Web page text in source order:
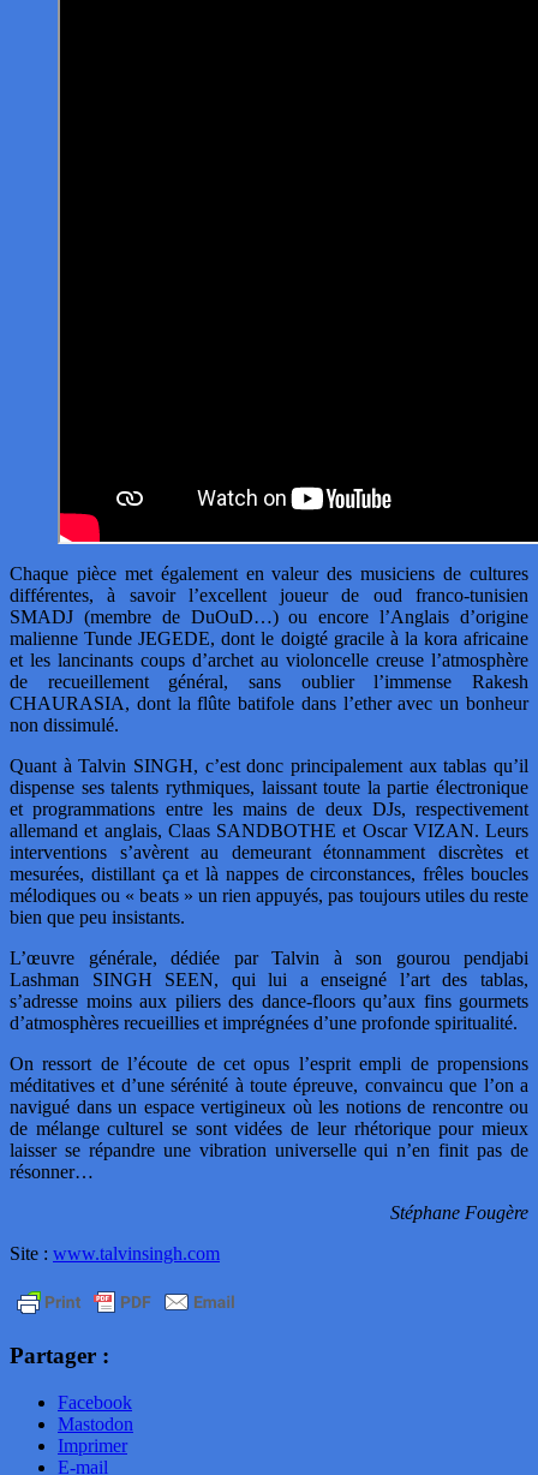
Chaque pièce met également en valeur des musiciens de cultures
différentes, à savoir l’excellent joueur de oud franco-tunisien
SMADJ (membre de DuOuD…) ou encore l’Anglais d’origine
malienne Tunde JEGEDE, dont le doigté gracile à la kora africaine
et les lancinants coups d’archet au violoncelle creuse l’atmosphère
de recueillement général, sans oublier l’immense Rakesh
CHAURASIA, dont la flûte batifole dans l’ether avec un bonheur
non dissimulé.
Quant à Talvin SINGH, c’est donc principalement aux tablas qu’il
dispense ses talents rythmiques, laissant toute la partie électronique
et programmations entre les mains de deux DJs, respectivement
allemand et anglais, Claas SANDBOTHE et Oscar VIZAN. Leurs
interventions s’avèrent au demeurant étonnamment discrètes et
mesurées, distillant ça et là nappes de circonstances, frêles boucles
mélodiques ou « beats » un rien appuyés, pas toujours utiles du reste
bien que peu insistants.
L’œuvre générale, dédiée par Talvin à son gourou pendjabi
Lashman SINGH SEEN, qui lui a enseigné l’art des tablas,
s’adresse moins aux piliers des dance-floors qu’aux fins gourmets
d’atmosphères recueillies et imprégnées d’une profonde spiritualité.
On ressort de l’écoute de cet opus l’esprit empli de propensions
méditatives et d’une sérénité à toute épreuve, convaincu que l’on a
navigué dans un espace vertigineux où les notions de rencontre ou
de mélange culturel se sont vidées de leur rhétorique pour mieux
laisser se répandre une vibration universelle qui n’en finit pas de
résonner…
Stéphane Fougère
Site : www.talvinsingh.com
Partager :
Facebook
Mastodon
Imprimer
E-mail